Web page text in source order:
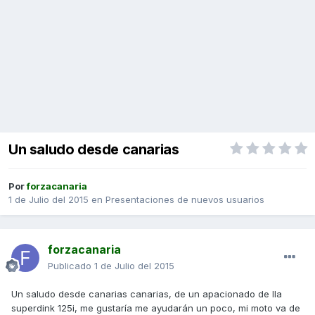
Un saludo desde canarias
Porforzacanaria
1 de Julio del 2015 en Presentaciones de nuevos usuarios
forzacanaria
Publicado 1 de Julio del 2015
Un saludo desde canarias canarias, de un apacionado de lla
superdink 125i, me gustaría me ayudarán un poco, mi moto va de